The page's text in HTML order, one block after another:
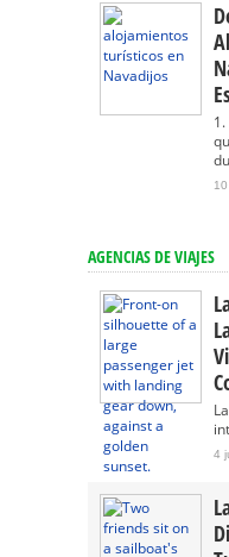
AGENCIAS DE VIAJES
4